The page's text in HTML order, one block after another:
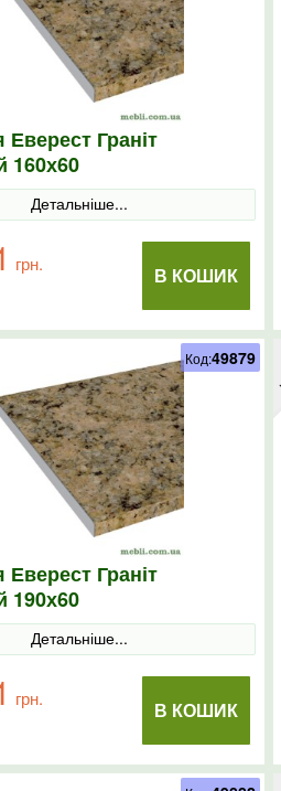
Еверест Граніт
160х60
Детальніше...
В КОШИК
грн.
Еверест Граніт
190х60
Детальніше...
В КОШИК
грн.
Код:49879